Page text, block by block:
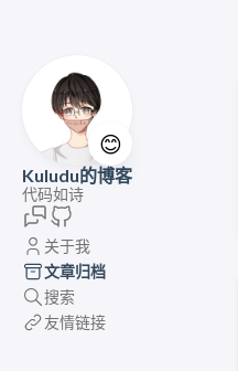
😊
Kuludu的博客
代码如诗
关于我
文章归档
搜索
友情链接